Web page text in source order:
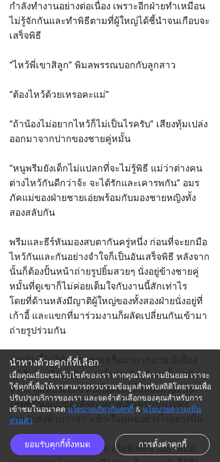
นำทางด้วยคุกกี้ที่เลือก
เมื่อคุณเยี่ยมชมเว็บไซต์ของเรา หากคุณให้ความยินยอม เราจะ
ใช้คุกกี้เพื่อให้เราสามารถรวบรวมข้อมูลสำหรับสถิติโดยรวมเพื่อ
ปรับปรุงบริการของเรา และจดจำตัวเลือกของคุณสำหรับการ
เข้าชมในอนาคต นโยบายเกี่ยวกับคุกกี้ & นโยบายความเป็น
ส่วนตัว
ยอมรับคุกกี้ทั้งหมด การตั้งค่าคุกกี้
กำลังทำงานอย่างต่อเนื่อง เพราะอีกฝ่ายทำเหมือน
ไม่รู้จักกันและทำพิธีตามที่ผู้ใหญ่ได้ชี้นำจนเกือบจะ
เสร็จพิธี
“ไหว้พี่เขาสิลูก” พิมลพรรณบอกกับลูกสาว
“ต้องไหว้ด้วยเหรอคะแม่”
“ถ้าน้องไม่อยากไหว้ก็ไม่เป็นไรครับ” เสียงทุ้มเปล่ง
ออกมาจากปากของชายคู่หมั้น
“หนูพรีมยังเด็กไม่แปลกที่จะไม่รู้พิธี แม่ว่าต่างคน
ต่างไหว้กันดีกว่าจ้ะ จะได้รักและเคารพกัน” อมร
ภัคแม่ของฝ่ายชายเอ่ยพร้อมกับมองชายหญิงทั้ง
สองสลับกัน
พรีมและธีร์หันมองสบตากันครู่หนึ่ง ก่อนที่จะยกมือ
ไหว้กันและกันอย่างจำใจก็เป็นอันเสร็จพิธี หลังจาก
นั้นก็ต้องปั้นหน้าถ่ายรูปยิ้มสวยๆ นั่งอยู่ข้างชายคู่
หมั้นที่ดูเขาก็ไม่ค่อยเต็มใจกับงานนี้สักเท่าไร
โดยที่ด้านหลังมีญาติผู้ใหญ่ของทั้งสองฝ่ายนั่งอยู่ที่
เก้าอี้ และแขกที่มาร่วมงานก็ผลัดเปลี่ยนกันเข้ามา
ถ่ายรูปร่วมกัน
งานวันนี้ไม่ได้เชิญแขกเหรื่อมามากมาย มีเพียง
ญาติและเพื่อนสนิทของทั้งสองฝ่ายก็เท่านั้น หลัง
จากงานเลี้ยงจบลง คนทั้งสองก็ขึ้นห้องพร้อมกัน
โดยที่มีพ่อแม่ของทั้งสองฝ่ายเดินตามขึ้นไปส่ง
ราวกับส่งตัวบ่าวสาวเข้าเรือนหออย่างไรอย่างนั้น
“อยู่กับพี่ธีร์ก็อย่าดื้อนะลูก เชื่อฟังพี่เขานะ” พิมล